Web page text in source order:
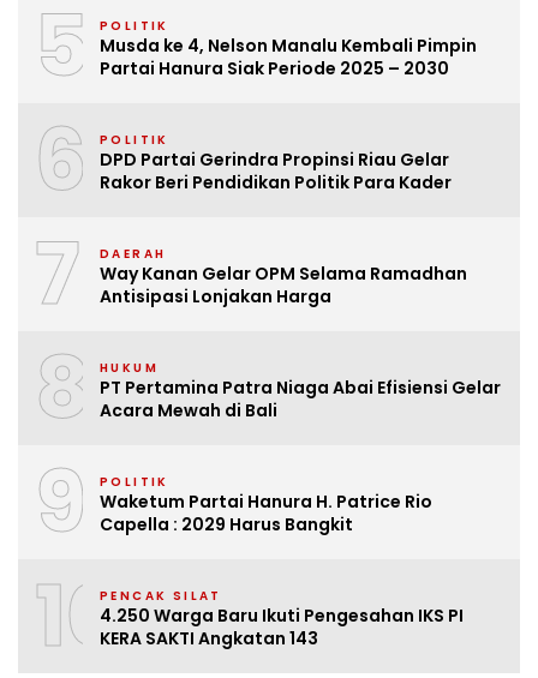
5 POLITIK
Musda ke 4, Nelson Manalu Kembali Pimpin
Partai Hanura Siak Periode 2025 – 2030
6 POLITIK
DPD Partai Gerindra Propinsi Riau Gelar
Rakor Beri Pendidikan Politik Para Kader
7 DAERAH
Way Kanan Gelar OPM Selama Ramadhan
Antisipasi Lonjakan Harga
8 HUKUM
PT Pertamina Patra Niaga Abai Efisiensi Gelar
Acara Mewah di Bali
9 POLITIK
Waketum Partai Hanura H. Patrice Rio
Capella : 2029 Harus Bangkit
10PENCAK SILAT
4.250 Warga Baru Ikuti Pengesahan IKS PI
KERA SAKTI Angkatan 143